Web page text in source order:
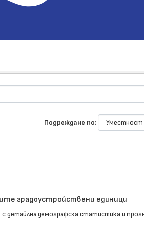
Подреждане по
градоустройствени единици
детайлна демографска статистика и